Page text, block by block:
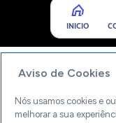
INICIO
Aviso de Cookies
Nós usamos cookies e
melhorar a sua